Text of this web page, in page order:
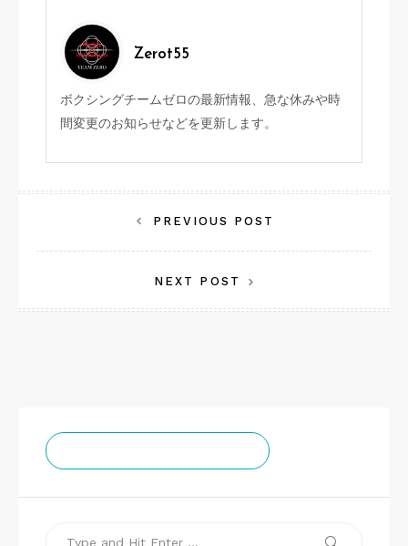
Zerot55
ボクシングチームゼロの最新情報、急な休みや時
間変更のお知らせなどを更新します。
稿
ョ
PREVIOUS POST
NEXT POST